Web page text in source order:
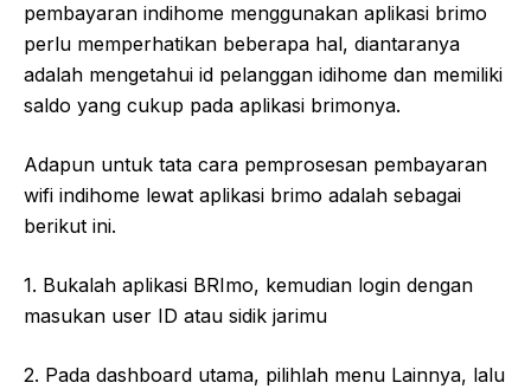
pembayaran indihome menggunakan aplikasi brimo
perlu memperhatikan beberapa hal, diantaranya
adalah mengetahui id pelanggan idihome dan memiliki
saldo yang cukup pada aplikasi brimonya.
Adapun untuk tata cara pemprosesan pembayaran
wifi indihome lewat aplikasi brimo adalah sebagai
berikut ini.
1. Bukalah aplikasi BRImo, kemudian login dengan
masukan user ID atau sidik jarimu
2. Pada dashboard utama, pilihlah menu Lainnya, lalu